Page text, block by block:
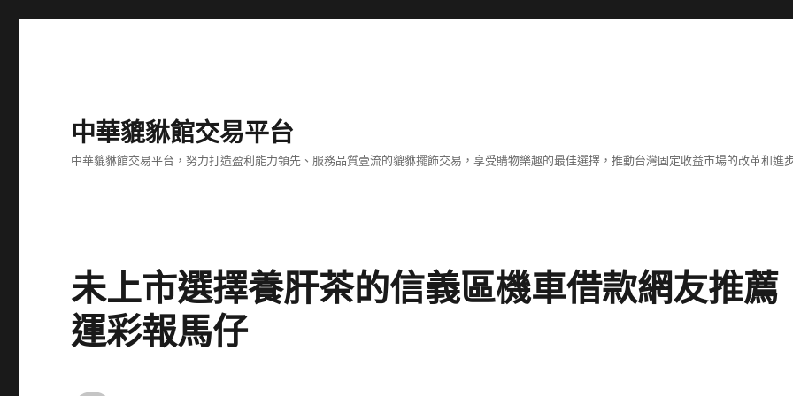
中華貔貅館交易平台
中華貔貅館交易平台，努力打造盈利能力領先、服務品質壹流的貔貅擺飾交易，享受購物樂趣的最佳選擇，推動台灣固定收益市場的改革和進
未上市選擇養肝茶的信義區機車借款網友推薦
運彩報馬仔